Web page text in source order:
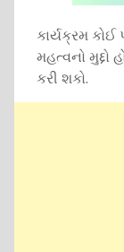
કાર્યક્રમ
મહત્વનો
કરી શકો.